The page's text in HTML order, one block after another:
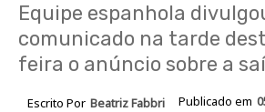
Equipe espanhola
comunicado na tarde
feira o anúncio sobre a
Escrito Por Beatriz Fabbri Publicado em